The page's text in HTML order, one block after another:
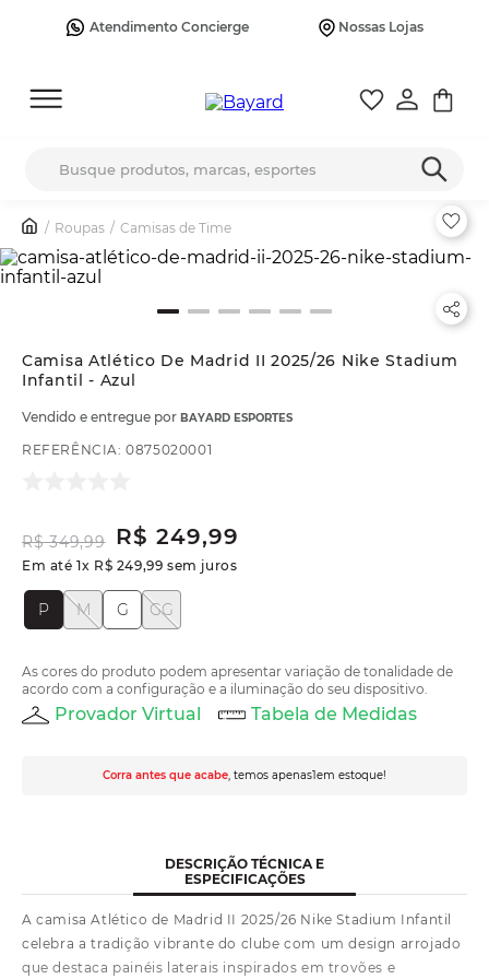
Atendimento Concierge Nossas Lojas
Roupas Camisas de Time
Camisa Atlético De Madrid II 2025/26 Nike Stadium
Infantil - Azul
Vendido e entregue por BAYARD ESPORTES
REFERÊNCIA:0875020001
R$ 349,99 R$ 249,99
Em até1x R$ 249,99 sem juros
G GG
M
P
As cores do produto podem apresentar variação de tonalidade de
acordo com a configuração e a iluminação do seu dispositivo.
Provador Virtual Tabela de Medidas
Corra antes que acabe , temos apenas1em estoque!
DESCRIÇÃO TÉCNICA E
ESPECIFICAÇÕES
A camisa Atlético de Madrid II 2025/26 Nike Stadium Infantil
celebra a tradição vibrante do clube com um design arrojado
que destaca painéis laterais inspirados em trovões e